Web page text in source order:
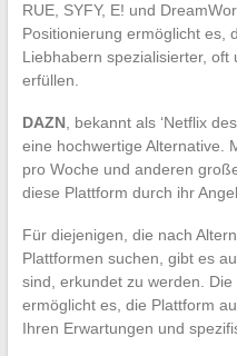
RUE, SYFY, E! und
Positionierung ermöglicht es,
Liebhabern spezialisierter,
erfüllen.
DAZN, bekannt als ‘Netflix
eine hochwertige Alternative.
pro Woche und anderen
diese Plattform durch ihr
Für diejenigen, die nach
Plattformen suchen, gibt es
sind, erkundet zu werden.
ermöglicht es, die Plattform
Ihren Erwartungen und